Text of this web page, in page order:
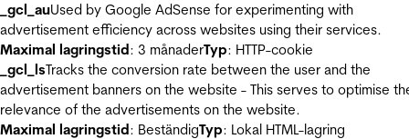
_gcl_auUsed by Google AdSense for experimenting with
advertisement efficiency across websites using their services.
Maximal lagringstid: 3 månaderTyp: HTTP-cookie
_gcl_lsTracks the conversion rate between the user and the
advertisement banners on the website - This serves to optimise
relevance of the advertisements on the website.
Maximal lagringstid: BeständigTyp: Lokal HTML-lagring